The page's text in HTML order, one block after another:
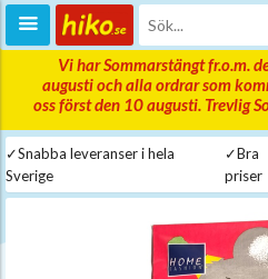
Vi har Sommarstängt fr.o.m.
augusti och alla ordrar som
oss först den 10 augusti. Trevlig
✓Snabba leveranser i hela
Sverige
✓Bra
priser